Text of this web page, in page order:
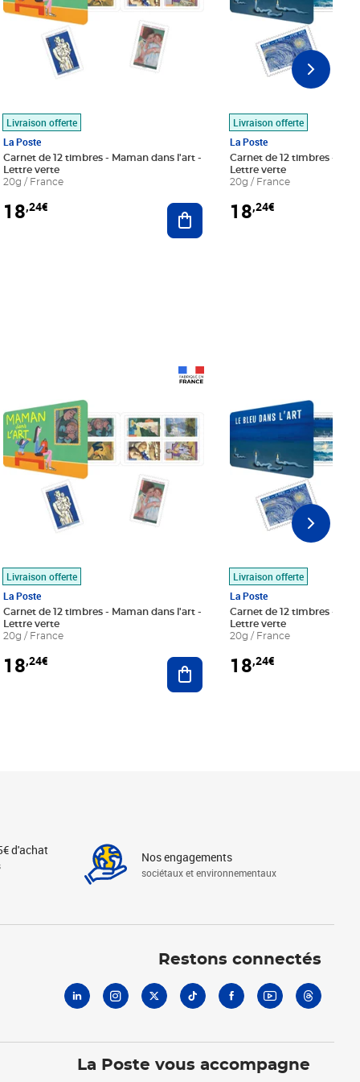
au panier
Livraison offerte
La Poste
Carnet de 12 timbres - Maman dans l'art -
Lettre verte
20g / France
18,24€ Ajouter au panier
Livraison offerte
La Poste
Carnet de 12 timbres - Le
Lettre verte
20g / France
18,24€
au panier
Livraison offerte
La Poste
Carnet de 12 timbres - Maman dans l'art -
Lettre verte
20g / France
18,24€ Ajouter au panier
Livraison offerte
La Poste
Carnet de 12 timbres - Le
Lettre verte
20g / France
18,24€
d'achat Nos engagements
sociétaux et environnementaux
Restons connectés
La Poste vous accompagne